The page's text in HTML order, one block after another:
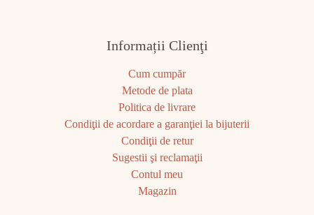
Informații Clienţi
Cum cumpăr
Metode de plata
Politica de livrare
Condiţii de acordare a garanţiei la bijuterii
Condiţii de retur
Sugestii şi reclamaţii
Contul meu
Magazin